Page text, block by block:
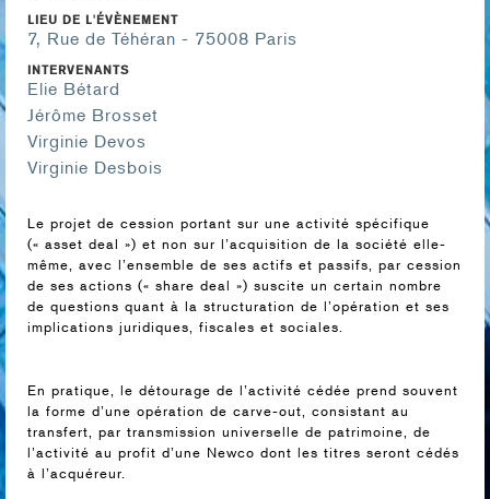
LIEU DE L'ÉVÈNEMENT
7, Rue de Téhéran - 75008 Paris
INTERVENANTS
Elie Bétard
Jérôme Brosset
Virginie Devos
Virginie Desbois
Le projet de cession portant sur une activité spécifique
(« asset deal ») et non sur l’acquisition de la société elle-
même, avec l’ensemble de ses actifs et passifs, par cession
de ses actions (« share deal ») suscite un certain nombre
de questions quant à la structuration de l’opération et ses
implications juridiques, fiscales et sociales.
En pratique, le détourage de l’activité cédée prend souvent
la forme d’une opération de carve-out, consistant au
transfert, par transmission universelle de patrimoine, de
l’activité au profit d’une Newco dont les titres seront cédés
à l’acquéreur.